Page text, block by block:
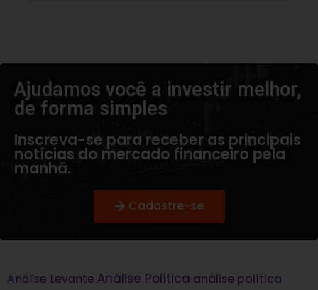
Ajudamos você a investir melhor,
de forma simples​
Inscreva-se para receber as principais
notícias do mercado financeiro pela
manhã.
Cadastre-se
Análise Levante Análise Política análise política